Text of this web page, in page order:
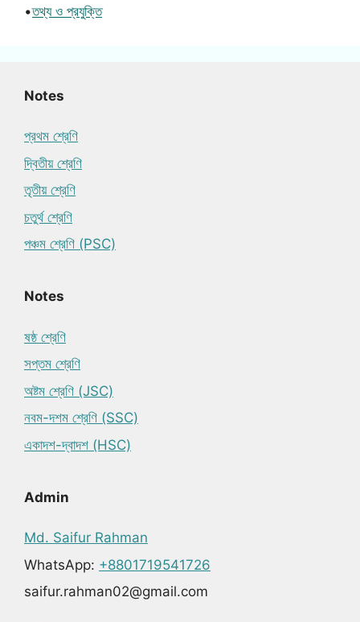
•তথ্য ও প্রযুক্তি
Notes
প্রথম শ্রেণি
দ্বিতীয় শ্রেণি
তৃতীয় শ্রেণি
চতুর্থ শ্রেণি
পঞ্চম শ্রেণি (PSC)
Notes
ষষ্ঠ শ্রেণি
সপ্তম শ্রেণি
অষ্টম শ্রেণি (JSC)
নবম-দশম শ্রেণি (SSC)
একাদশ-দ্বাদশ (HSC)
Admin
Md. Saifur Rahman
WhatsApp: +8801719541726
saifur.rahman02@gmail.com